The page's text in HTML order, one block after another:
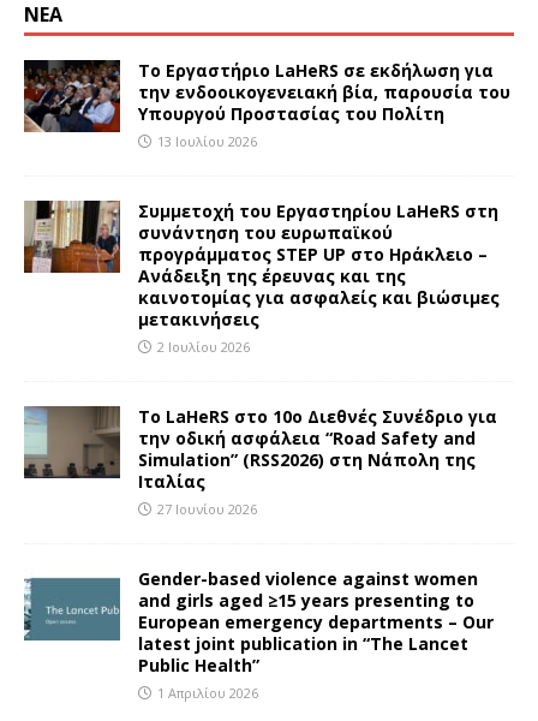
ΝΕΑ
Το Εργαστήριο LaHeRS σε εκδήλωση για
την ενδοοικογενειακή βία, παρουσία του
Υπουργού Προστασίας του Πολίτη
13 Ιουλίου 2026
Συμμετοχή του Εργαστηρίου LaHeRS στη
συνάντηση του ευρωπαϊκού
προγράμματος STEP UP στο Ηράκλειο –
Ανάδειξη της έρευνας και της
καινοτομίας για ασφαλείς και βιώσιμες
μετακινήσεις
2 Ιουλίου 2026
To LaHeRS στο 10ο Διεθνές Συνέδριο για
την οδική ασφάλεια “Road Safety and
Simulation” (RSS2026) στη Νάπολη της
Ιταλίας
27 Ιουνίου 2026
Gender-based violence against women
and girls aged ≥15 years presenting to
European emergency departments – Our
latest joint publication in “The Lancet
Public Health”
1 Απριλίου 2026